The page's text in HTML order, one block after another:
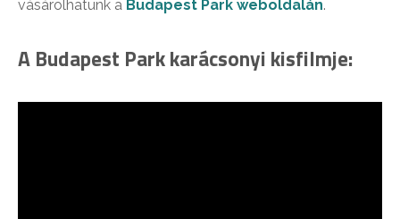
vásárolhatunk a Budapest Park weboldalán.
A Budapest Park karácsonyi kisfilmje: